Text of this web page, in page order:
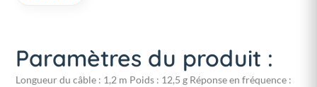
Paramètres du produit :
Longueur du câble : 1,2 m Poids : 12,5 g Réponse en fréquence :